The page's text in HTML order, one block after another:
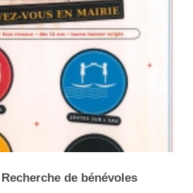
de bénévoles